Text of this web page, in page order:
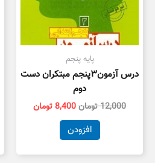
پایه پنجم
درس آزمون۳پنجم مبتکران دست
دوم
12,000تومان8,400تومان
افزودن